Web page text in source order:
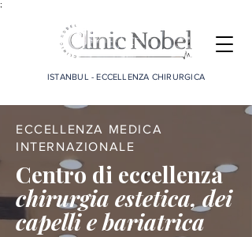
;
ISTANBUL - ECCELLENZA CHIRURGICA
ECCELLENZA MEDICA
INTERNAZIONALE
Centro di eccellenza
chirurgia estetica, dei
capelli e bariatrica